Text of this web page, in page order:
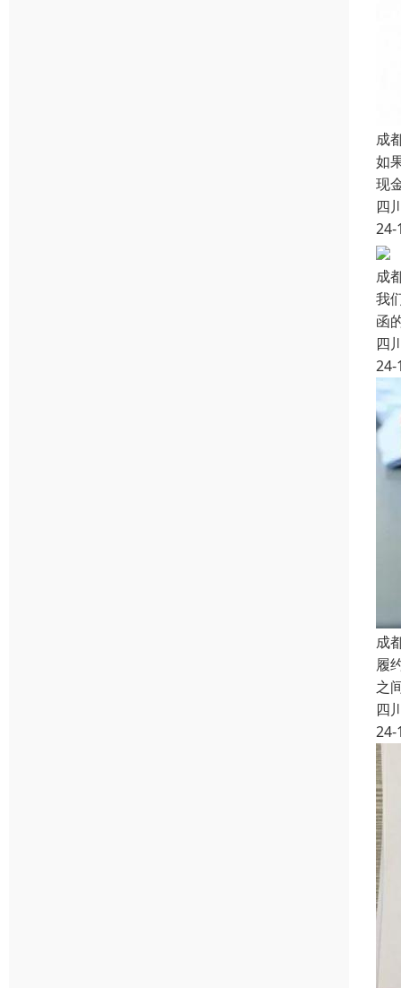
成
如
现
四
24-
成
我
函
四
24-
成
履
之
四
24-